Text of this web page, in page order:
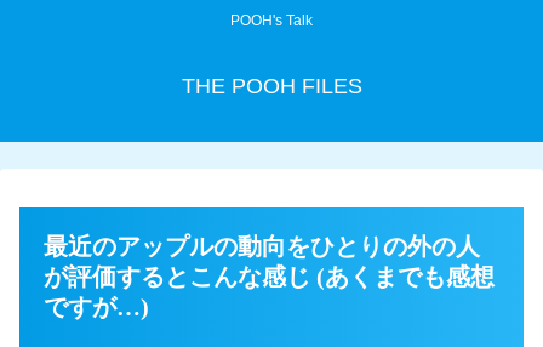
POOH's Talk
THE POOH FILES
最近のアップルの動向をひとりの外の人
が評価するとこんな感じ (あくまでも感想
ですが…)